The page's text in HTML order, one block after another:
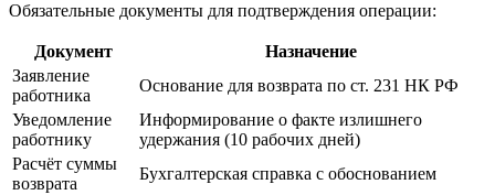
Обязательные документы для подтверждения операции:
Документ
Назначение
Заявление
работника
Основание для возврата по ст. 231 НК РФ
Уведомление
работнику
Информирование о факте излишнего
удержания (10 рабочих дней)
Расчёт суммы
возврата
Бухгалтерская справка с обоснованием